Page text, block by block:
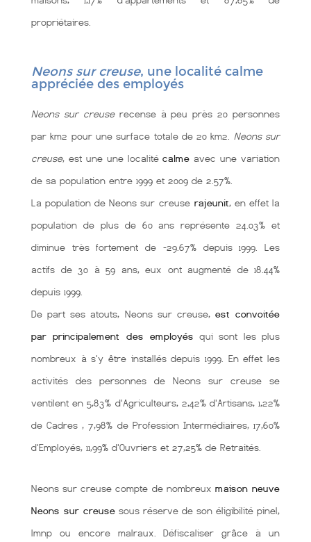
propriétaires.
Neons sur creuse, une localité calme
appréciée des employés
Neons sur creuserecense à peu près 20 personnes
par km2 pour une surface totale de 20 km2. Neons sur
creuse, est une une localitécalme avec une variation
de sa population entre 1999 et 2009 de 2.57%.
La population de Neons sur creuserajeunit, en effet la
population de plus de 60 ans représente 24.03% et
diminue très fortement de -29.67% depuis 1999. Les
actifs de 30 à 59 ans, eux ont augmenté de 18.44%
depuis 1999.
De part ses atouts, Neons sur creuse, est convoitée
par principalement des employés qui sont les plus
nombreux à s'y être installés depuis 1999. En effet les
activités des personnes de Neons sur creuse se
ventilent en 5,83% d'Agriculteurs, 2,42% d'Artisans, 1,22%
de Cadres , 7,98% de Profession Intermédiaires, 17,60%
d'Employés, 11,99% d'Ouvriers et 27,25% de Retraités.
Neons sur creuse compte de nombreux maison neuve
Neons sur creuse sous réserve de son éligibilité pinel,
lmnp ou encore malraux. Défiscaliser grâce à un